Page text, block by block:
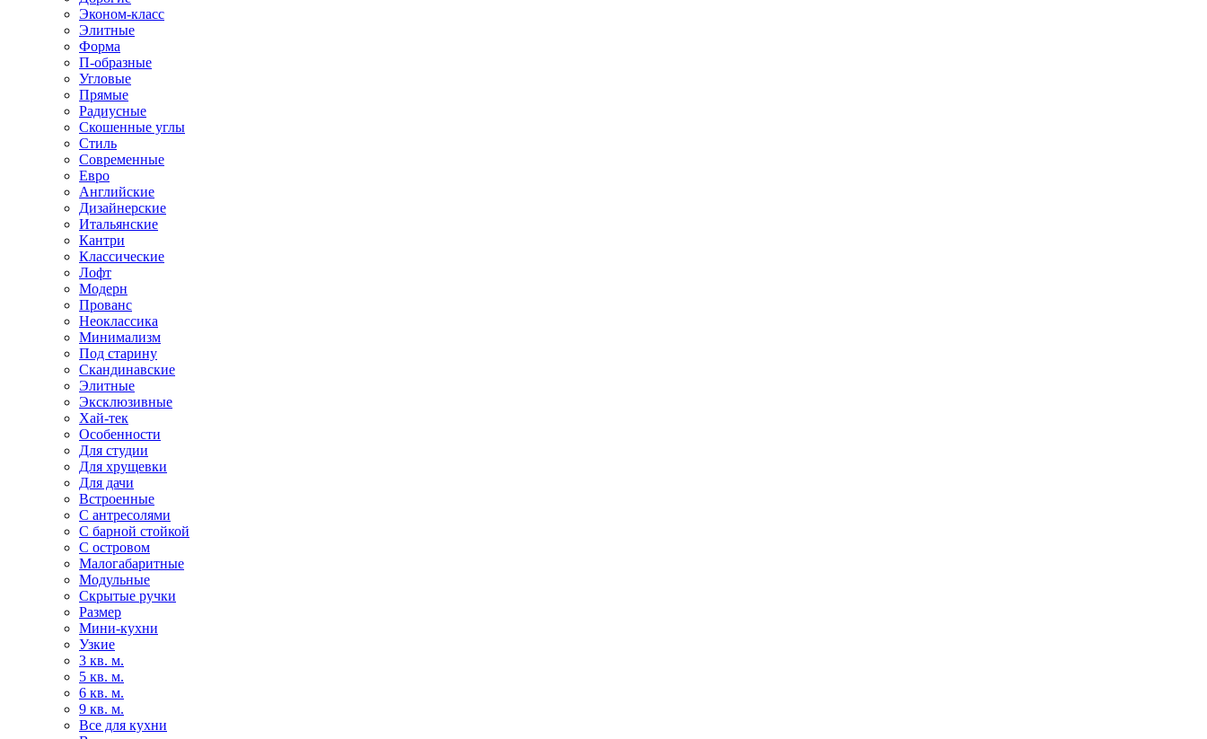
Эконом-класс
Элитные
Форма
П-образные
Угловые
Прямые
Радиусные
Скошенные углы
Стиль
Современные
Евро
Английские
Дизайнерские
Итальянские
Кантри
Классические
Лофт
Модерн
Прованс
Неоклассика
Минимализм
Под старину
Скандинавские
Элитные
Эксклюзивные
Хай-тек
Особенности
Для студии
Для хрущевки
Для дачи
Встроенные
С антресолями
С барной стойкой
С островом
Малогабаритные
Модульные
Скрытые ручки
Размер
Мини-кухни
Узкие
3 кв. м.
5 кв. м.
6 кв. м.
9 кв. м.
Все для кухни